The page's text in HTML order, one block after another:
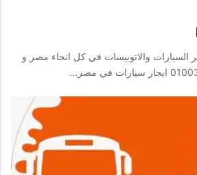
السيارات والاتوبيسات في كل انحاء مصر و